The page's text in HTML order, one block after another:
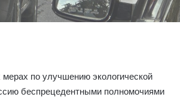
по улучшению экологической
беспрецедентными полномочиями